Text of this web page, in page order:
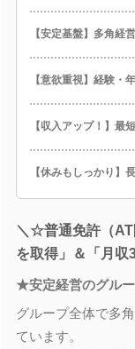
【安定基盤】多角経
【意欲重視】経験・
【収入アップ！】最
【休みもしっかり】
＼☆普通免許（
を取得」＆「月収
★安定経営のグル
グループ全体で多
ています。